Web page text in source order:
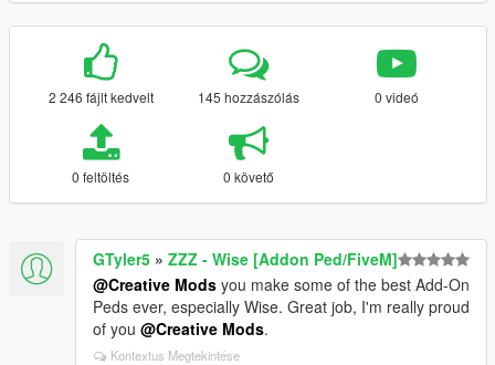
2 246 fájlt kedvelt 145 hozzászólás 0 videó
0 feltöltés 0 követő
GTyler5 » ZZZ - Wise [Addon Ped/FiveM]
@Creative Mods you make some of the best Add-On
Peds ever, especially Wise. Great job, I'm really proud
of you @Creative Mods.
Kontextus Megtekintése